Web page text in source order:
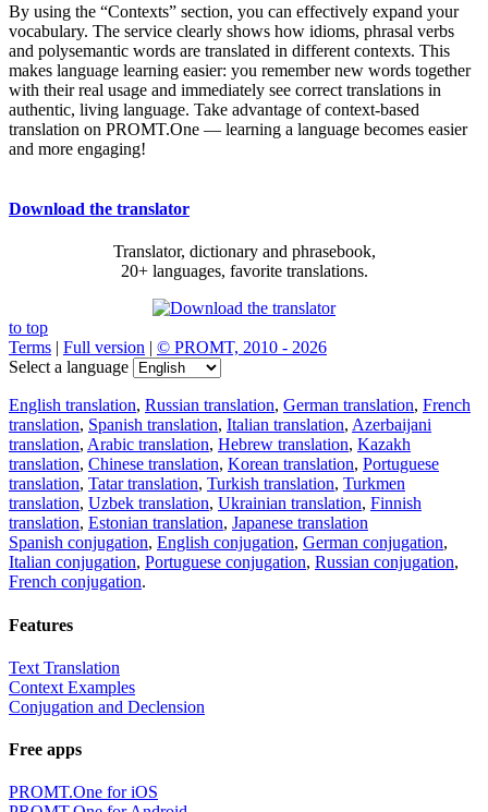
By using the “Contexts” section, you can effectively expand your
vocabulary. The service clearly shows how idioms, phrasal verbs
and polysemantic words are translated in different contexts. This
makes language learning easier: you remember new words together
with their real usage and immediately see correct translations in
authentic, living language. Take advantage of context-based
translation on PROMT.One — learning a language becomes easier
and more engaging!
Download the translator
Translator, dictionary and phrasebook,
20+ languages, favorite translations.
to top
Terms | Full version | © PROMT, 2010 - 2026
Select a language
English translation, Russian translation, German translation, French
translation, Spanish translation, Italian translation, Azerbaijani
translation, Arabic translation, Hebrew translation, Kazakh
translation, Chinese translation, Korean translation, Portuguese
translation, Tatar translation, Turkish translation, Turkmen
translation, Uzbek translation, Ukrainian translation, Finnish
translation, Estonian translation, Japanese translation
Spanish conjugation, English conjugation, German conjugation,
Italian conjugation, Portuguese conjugation, Russian conjugation,
French conjugation.
Features
Text Translation
Context Examples
Conjugation and Declension
Free apps
PROMT.One for iOS